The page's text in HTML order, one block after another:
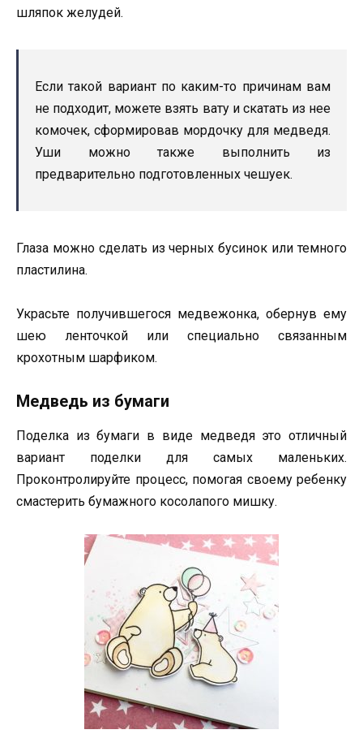
шляпок желудей.
Если такой вариант по каким-то причинам вам
не подходит, можете взять вату и скатать из нее
комочек, сформировав мордочку для медведя.
Уши можно также выполнить из
предварительно подготовленных чешуек.
Глаза можно сделать из черных бусинок или темного
пластилина.
Украсьте получившегося медвежонка, обернув ему
шею ленточкой или специально связанным
крохотным шарфиком.
Медведь из бумаги
Поделка из бумаги в виде медведя это отличный
вариант поделки для самых маленьких.
Проконтролируйте процесс, помогая своему ребенку
смастерить бумажного косолапого мишку.